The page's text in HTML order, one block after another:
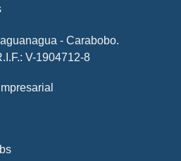
- Carabobo.
V-1904712-8